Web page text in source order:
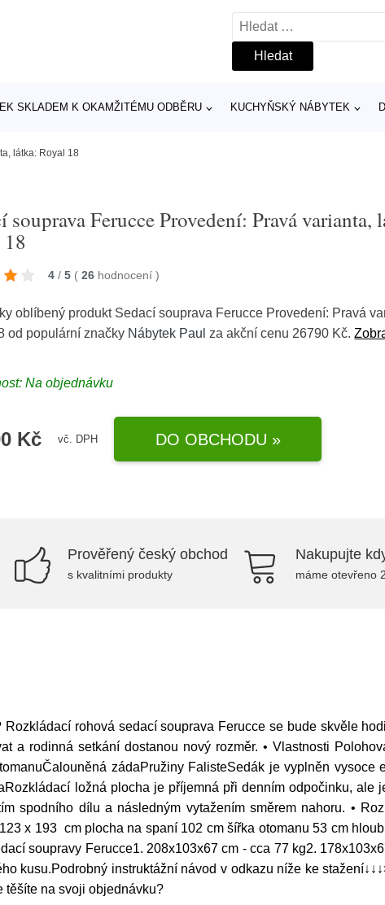
Vyhledávání
SKLADEM K OKAMŽITÉMU ODBĚRU KUCHYŇSKÝ NÁBYTEK
látka: Royal 18
souprava Ferucce Provedení: Pravá varianta,
4 / 5 ( 26 hodnocení)
oblíbený produkt Sedací souprava Ferucce Provedení: Pravá
od populární značky Nábytek Paul za akční cenu 26790 Kč.
Na objednávku
Kč vč. DPH DO OBCHODU »
Prověřený český obchod
s kvalitními produkty
Nakupujte
máme otevřeno
rohová sedací souprava Ferucce se bude skvěle
a rodinná setkání dostanou nový rozměr. • Vlastnosti
zádaPružiny FalisteSedák je vyplněn vysoce
ložná plocha je příjemná při denním odpočinku, ale
spodního dílu a následným vytažením směrem nahoru. •
x 193 cm plocha na spaní 102 cm šířka otomanu 53 cm
soupravy Ferucce1. 208x103x67 cm - cca 77 kg2.
kusu.Podrobný instruktážní návod v odkazu níže ke
těšíte na svoji objednávku?